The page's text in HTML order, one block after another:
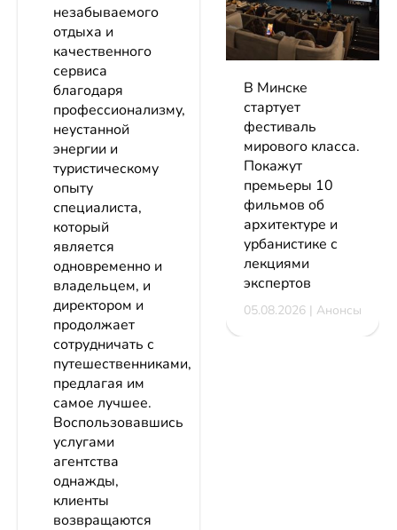
незабываемого
отдыха и
качественного
сервиса
благодаря
профессионализму,
неустанной
энергии и
туристическому
опыту
специалиста,
который
является
одновременно и
владельцем, и
директором и
продолжает
сотрудничать с
путешественниками,
предлагая им
самое лучшее.
Воспользовавшись
услугами
агентства
однажды,
клиенты
возвращаются
В Минске
стартует
фестиваль
мирового класса.
Покажут
премьеры 10
фильмов об
архитектуре и
урбанистике с
лекциями
экспертов
05.08.2026 | Анонсы